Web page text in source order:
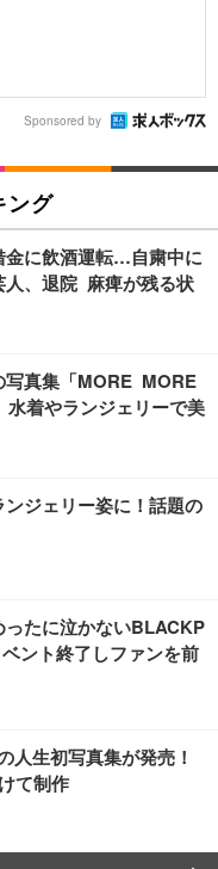
Sponsored by
ング
金に飲酒運転…自粛中に
人、退院 麻痺が残る状
写真集「MORE MORE
着やランジェリーで美
ンジェリー姿に！話題の
たに泣かないBLACKP
ント終了しファンを前
生初写真集が発売！
て制作